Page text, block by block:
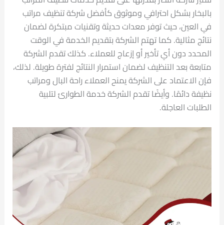
بالبخار بشكل احترافي وموثوق كأفضل شركة تنظيف مراتب
في العين، حيث توفر معدات حديثة وتقنيات مبتكرة لضمان
نتائج مثالية. كما تهتم الشركة بتقديم الخدمة في الوقت
المحدد دون أي تأخير أو إزعاج للعملاء. كذلك تقدم الشركة
متابعة بعد التنظيف لضمان استمرار النتائج لفترة طويلة. لذلك،
فإن الاعتماد على الشركة يمنح العملاء راحة البال ومراتب
نظيفة دائمًا. وأيضًا تقدم الشركة خدمة الطوارئ لتلبية
الطلبات العاجلة.